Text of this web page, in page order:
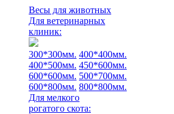
Весы для животных
Для ветеринарных
клиник:
300*300мм. 400*400мм.
400*500мм. 450*600мм.
600*600мм. 500*700мм.
600*800мм. 800*800мм.
Для мелкого
рогатого скота: